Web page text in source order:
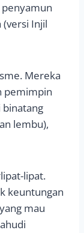
Injil
Mereka
pemimpin
binatang
lembu),
lipat.
keuntungan
mau